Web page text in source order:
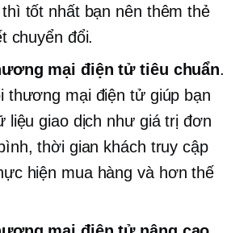
tốt nhất bạn nên thêm thẻ
chuyển đổi.
mại điện tử tiêu chuẩn.
thương mại điện tử giúp bạn
liệu giao dịch như giá trị đơn
thời gian khách truy cập
hiện mua hàng và hơn thế